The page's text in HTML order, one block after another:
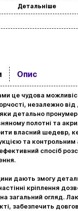
Детальніше
Опис
це чудова
незалежно від
детально
полотні та
власний шедевр,
та
спосіб
дають змогу
кріплення
загальний огляд.
забезпечить
Бренди
та оплата
Новини та статті
та обмін
зараз